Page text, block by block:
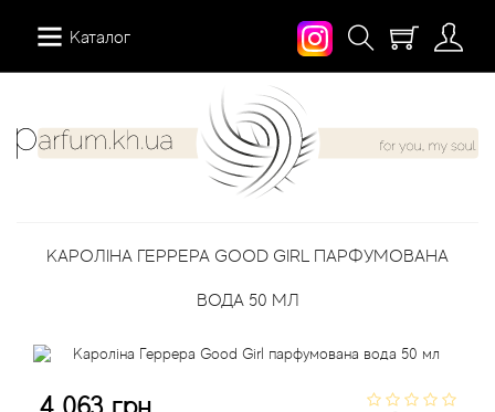
Каталог
КАРОЛІНА ГЕРРЕРА GOOD GIRL ПАРФУМОВАНА
ВОДА 50 МЛ
12 Parfumeurs Francais
Про нас
Мій аккаунт